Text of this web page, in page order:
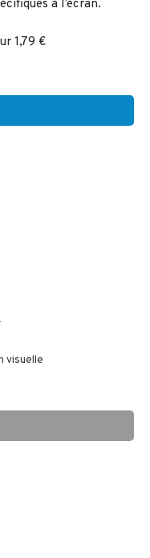
à l’écran.
1,79 €
visuelle